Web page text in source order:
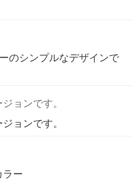
のシンプルなデザインで
ョンです。
ョンです。
ラー